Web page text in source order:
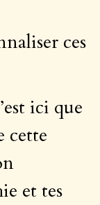
ces
ici que
cette
et tes